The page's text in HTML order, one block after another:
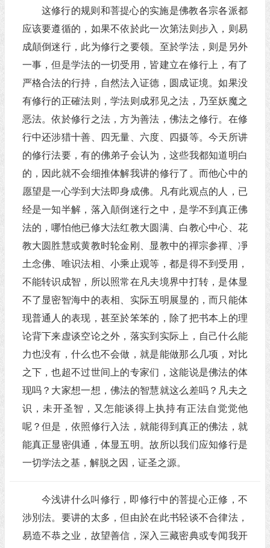
这修行的规则和菩提心的实施是佛教各宗各派都
应该要遵循的，如果不依於此一次第法则步入，则易
成顛倒迷行，此为修行之要领。至於学法，则是另外
一事，但是学法的一切受用，皆建立在修行上，有了
严格合法的行持，自然法入证德，圆成证境。如果没
有修行的正確法则，学法则成邪见之法，乃至妖魔之
恶法。依於修行之法，方为善法，佛法之修行。在修
行中还涉猎十善、四无量、六度、四摄等。今天所讲
的修行法要，有的佛弟子会认为，这些我都知道明白
的，因此就不会细推体解我讲的修行了。而他心中的
愿望是一心学到大法即身成佛。凡有此观点的人，已
经是一知半解，落入顛倒迷行之中，是学不到真正佛
法的，哪怕他已修大法红教大圆满、白教心中心、花
教大圆胜慧或黄教时轮金刚、显教中的禪宗参禪、凈
土念佛、唯识法相、小乘止观等，都是得不到受用，
不能转识成智，所以照常在凡夫境界中打转，是体显
不了显密智海中的表相、实际五明展显的，而只能体
现普通人的表现，甚至於笨笨的，除了把书本上的理
论背下来虚谈空论之外，落实到实际上，自己什么能
力也没有，什么也不会做，就是能做那么几项，对比
之下，也超不过世间上的专家们，这能说是佛法的体
现吗？大家想一想，佛法的智慧就这么差吗？凡夫之
识，未开圣智，又怎能谈得上执持有正法自觉觉他
呢？但是，依照修行入法，就能得到真正的佛法，就
能真正显密俱通，体显五明。故所以我们应知修行是
一切学法之基，解脱之因，证圣之源。
今浅讲什么叫修行，即修行中的菩提心正修，不
涉別法。要讲的太多，但由於在此书轻谈不合律法，
易造不恭之业，故望善信，深入三藏密典或专闻我开